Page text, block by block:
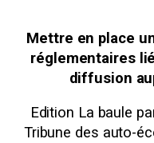
Mettre en place
réglementaires
diffusion
Edition La baule
Tribune des auto-